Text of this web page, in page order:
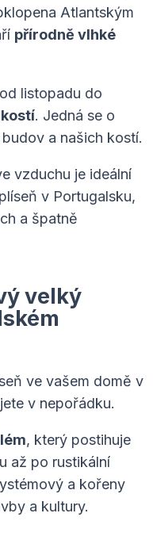
Atlantským
přírodně vlhké
listopadu do
. Jedná se o
a našich kostí.
vzduchu je ideální
v Portugalsku,
a špatně
velký
ve vašem domě v
v nepořádku.
, který postihuje
až po rustikální
a kořeny
a kultury.